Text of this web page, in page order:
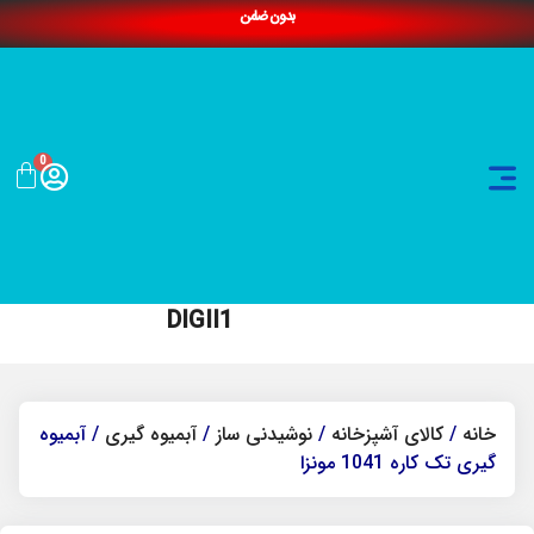
بدون ضامن
0
DIGII1
خانه / کالای آشپزخانه / نوشیدنی ساز / آبمیوه گیری / آبمیوه
گیری تک کاره 1041 مونزا